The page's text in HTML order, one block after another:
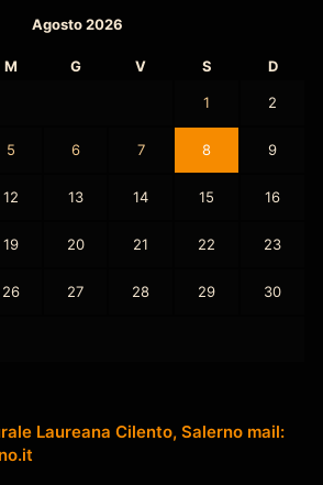
Agosto 2026
M G V S D
1 2
5 6 7 8 9
12 13 14 15 16
19 20 21 22 23
26 27 28 29 30
Laureana Cilento, Salerno mail: